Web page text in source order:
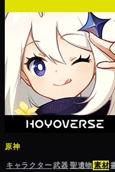
原神
キャラクター武器聖遺物素材